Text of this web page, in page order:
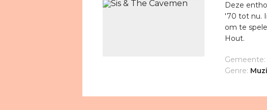
Deze
'70 tot nu.
om te
Hout.
Gemeente:
Genre: